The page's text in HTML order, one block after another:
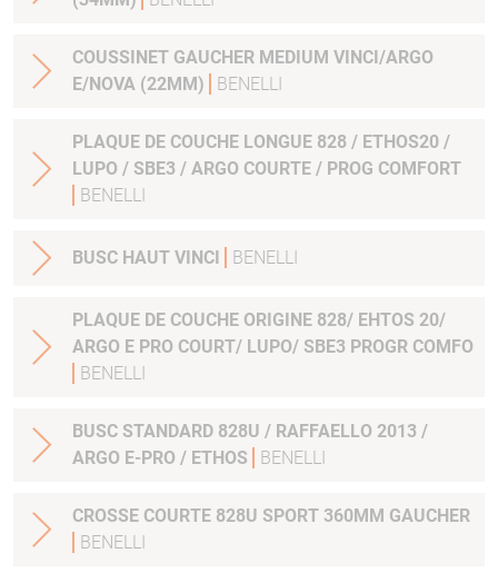
COUSSINET GAUCHER MEDIUM VINCI/ARGO
E/NOVA (22MM)
BENELLI
PLAQUE DE COUCHE LONGUE 828 / ETHOS20 /
LUPO / SBE3 / ARGO COURTE / PROG COMFORT
BENELLI
BUSC HAUT VINCI BENELLI
PLAQUE DE COUCHE ORIGINE 828/ EHTOS 20/
ARGO E PRO COURT/ LUPO/ SBE3 PROGR COMFO
BENELLI
BUSC STANDARD 828U / RAFFAELLO 2013 /
ARGO E-PRO / ETHOS
BENELLI
CROSSE COURTE 828U SPORT 360MM GAUCHER
BENELLI